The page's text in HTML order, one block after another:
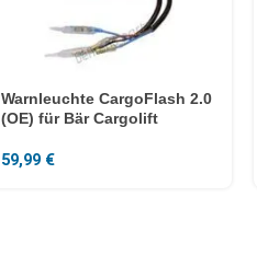
Warnleuchte CargoFlash 2.0
(OE) für Bär Cargolift
59,99 €